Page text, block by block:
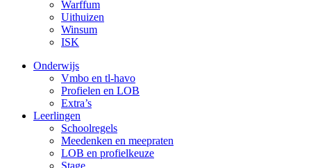
Warffum
Uithuizen
Winsum
ISK
Onderwijs
Vmbo en tl-havo
Profielen en LOB
Extra’s
Leerlingen
Schoolregels
Meedenken en meepraten
LOB en profielkeuze
Stage